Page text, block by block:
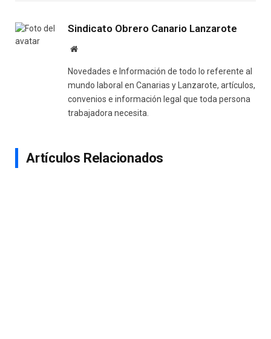
Sindicato Obrero Canario Lanzarote
Website
Novedades e Información de todo lo referente al
mundo laboral en Canarias y Lanzarote, artículos,
convenios e información legal que toda persona
trabajadora necesita.
Artículos Relacionados